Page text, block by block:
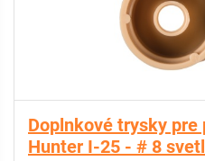
Doplnkové trysky pre
Hunter I-25 - # 8